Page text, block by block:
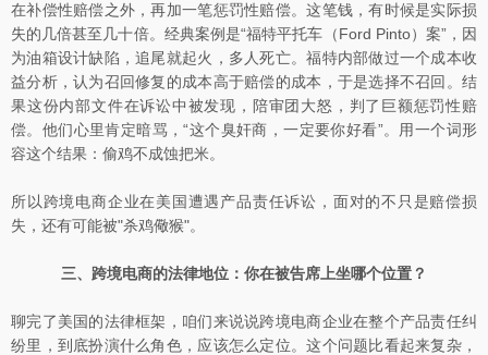
在补偿性赔偿之外，再加一笔惩罚性赔偿。这笔钱，有时候是实际损
失的几倍甚至几十倍。经典案例是“福特平托车（Ford Pinto）案”，因
为油箱设计缺陷，追尾就起火，多人死亡。福特内部做过一个成本收
益分析，认为召回修复的成本高于赔偿的成本，于是选择不召回。结
果这份内部文件在诉讼中被发现，陪审团大怒，判了巨额惩罚性赔
偿。他们心里肯定暗骂，“这个臭奸商，一定要你好看”。用一个词形
容这个结果：偷鸡不成蚀把米。
所以跨境电商企业在美国遭遇产品责任诉讼，面对的不只是赔偿损
失，还有可能被"杀鸡儆猴"。
三、跨境电商的法律地位：你在被告席上坐哪个位置？
聊完了美国的法律框架，咱们来说说跨境电商企业在整个产品责任纠
纷里，到底扮演什么角色，应该怎么定位。这个问题比看起来复杂，